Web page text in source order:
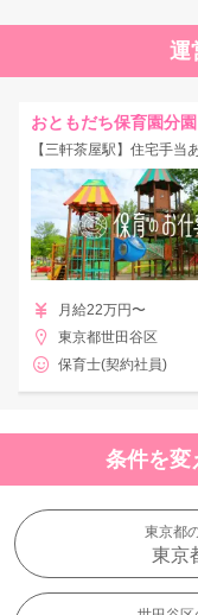
運
月給22万円〜
東京都世田谷区
保育士(契約社員)
条件を変
東京都
東京